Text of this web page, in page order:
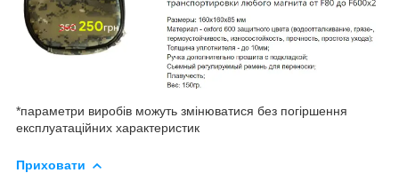
*параметри виробів можуть змінюватися без погіршення
експлуатаційних характеристик
Приховати